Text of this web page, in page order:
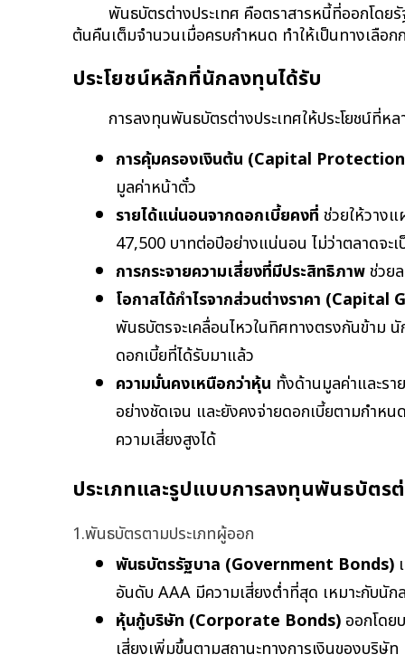
พันธบัตรต่างประเทศ คือตราสารหนี้ที่ออกโดย
ต้นคืนเต็มจำนวนเมื่อครบกำหนด ทำให้เป็นทางเลื
ประโยชน์หลักที่นักลงทุนได้รับ
การลงทุนพันธบัตรต่างประเทศให้ประโยชน์ที่ห
การคุ้มครองเงินต้น (Capital
มูลค่าหน้าตั๋ว
รายได้แน่นอนจากดอกเบี้ยคงที่ ช่วยให้วาง
47,500 บาทต่อปีอย่างแน่นอน ไม่ว่าตลาดจะเ
การกระจายความเสี่ยงที่มีประสิทธิภาพ ช่วย
โอกาสได้กำไรจากส่วนต่างราคา (Capital
พันธบัตรจะเคลื่อนไหวในทิศทางตรงกันข้าม
ดอกเบี้ยที่ได้รับมาแล้ว
ความมั่นคงเหนือกว่าหุ้น ทั้งด้านมูลค่าและร
อย่างชัดเจน และยังคงจ่ายดอกเบี้ยตามกำห
ความเสี่ยงสูงได้
ประเภทและรูปแบบการลงทุนพันธบัตรต่
1.พันธบัตรตามประเภทผู้ออก
พันธบัตรรัฐบาล (Government Bonds)
อันดับ AAA มีความเสี่ยงต่ำที่สุด เหมาะกับนั
หุ้นกู้บริษัท (Corporate Bonds) ออกโด
เสี่ยงเพิ่มขึ้นตามสถานะทางการเงินของบริษัท